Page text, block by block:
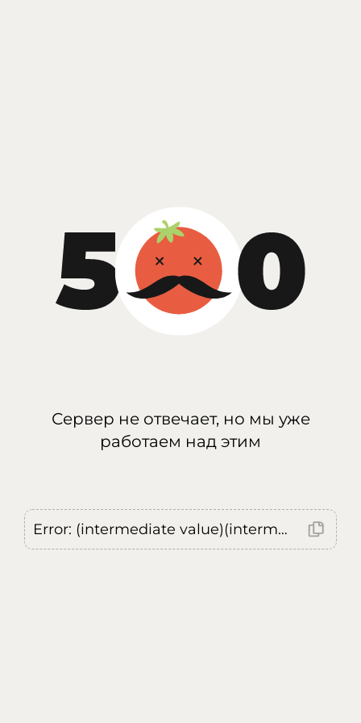
Сервер не отвечает, но мы уже
работаем над этим
Error: (intermediate value)(intermediate value)(intermediate value).replaceAll is not a function